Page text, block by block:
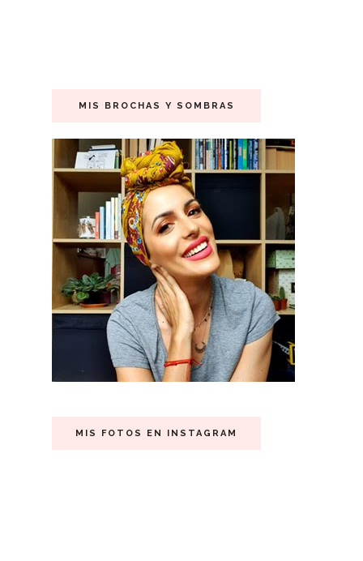
MIS BROCHAS Y SOMBRAS
MIS FOTOS EN INSTAGRAM